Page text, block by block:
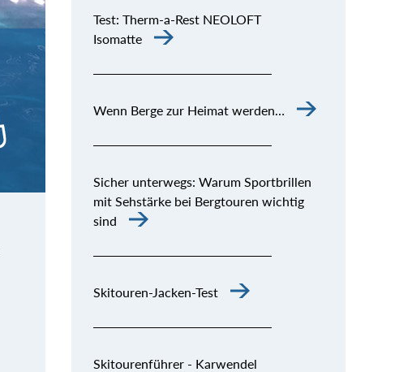
Test: Therm-a-Rest NEOLOFT
Isomatte
Wenn Berge zur Heimat werden…
Sicher unterwegs: Warum Sportbrillen
mit Sehstärke bei Bergtouren wichtig
sind
Skitouren-Jacken-Test
Skitourenführer - Karwendel